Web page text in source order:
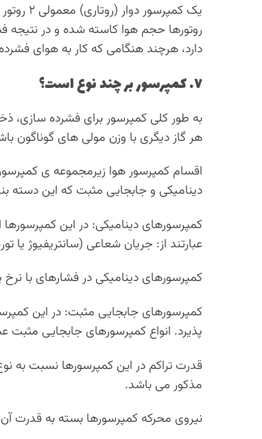
یک
روتورها حجم هوا کاسته شده و در نتیجه
دارد، هرچند هنگامی که کار به هوای
۷. کمپرسور بر چند نوع است؟
به طور کلی کمپرسور برای فشرده سازی،
هر گاز دیگری با وزن مولی های گوناگون
اقسام کمپرسور هوا زیرمجموعه ی
دینامیکی و جابجایی مثبت که این دسته
کمپرسورهای دینامیکی: در این
عبارتند از: جریان شعاعی (سانتریفیوژ یا
کمپرسورهای دینامیکی در فشارهای با نرخ
کمپرسورهای جابجایی مثبت: در این
پذیرد. انواع کمپرسورهای جابجایی مثبت
قدرت تراکم در این کمپرسورها نسبت به
مذکور می باشد.
نیروی محرکه کمپرسورها بسته به قدرت